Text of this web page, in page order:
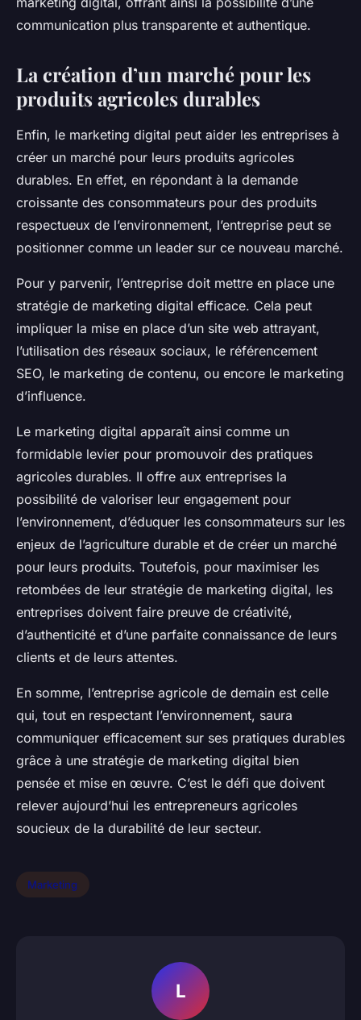
communication plus transparente et authentique.
La création d’un marché pour les
produits agricoles durables
Enfin, le marketing digital peut aider les entreprises à
créer un marché pour leurs produits agricoles
durables. En effet, en répondant à la demande
croissante des consommateurs pour des produits
respectueux de l’environnement, l’entreprise peut se
positionner comme un leader sur ce nouveau marché.
Pour y parvenir, l’entreprise doit mettre en place une
stratégie de marketing digital efficace. Cela peut
impliquer la mise en place d’un site web attrayant,
l’utilisation des réseaux sociaux, le référencement
SEO, le marketing de contenu, ou encore le marketing
d’influence.
Le marketing digital apparaît ainsi comme un
formidable levier pour promouvoir des pratiques
agricoles durables. Il offre aux entreprises la
possibilité de valoriser leur engagement pour
l’environnement, d’éduquer les consommateurs sur les
enjeux de l’agriculture durable et de créer un marché
pour leurs produits. Toutefois, pour maximiser les
retombées de leur stratégie de marketing digital, les
entreprises doivent faire preuve de créativité,
d’authenticité et d’une parfaite connaissance de leurs
clients et de leurs attentes.
En somme, l’entreprise agricole de demain est celle
qui, tout en respectant l’environnement, saura
communiquer efficacement sur ses pratiques durables
grâce à une stratégie de marketing digital bien
pensée et mise en œuvre. C’est le défi que doivent
relever aujourd’hui les entrepreneurs agricoles
soucieux de la durabilité de leur secteur.
Marketing
L